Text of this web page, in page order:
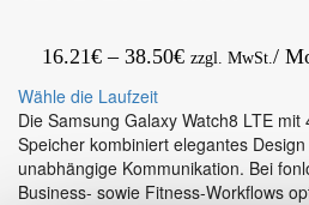
16.21€ – 38.50€Preisspanne:
bis
38.50€
zzgl. MwSt. /
Wähle die Laufzeit
Die Samsung Galaxy Watch8 LTE
Speicher kombiniert elegantes
unabhängige Kommunikation. Bei
Business- sowie Fitness-Workflows